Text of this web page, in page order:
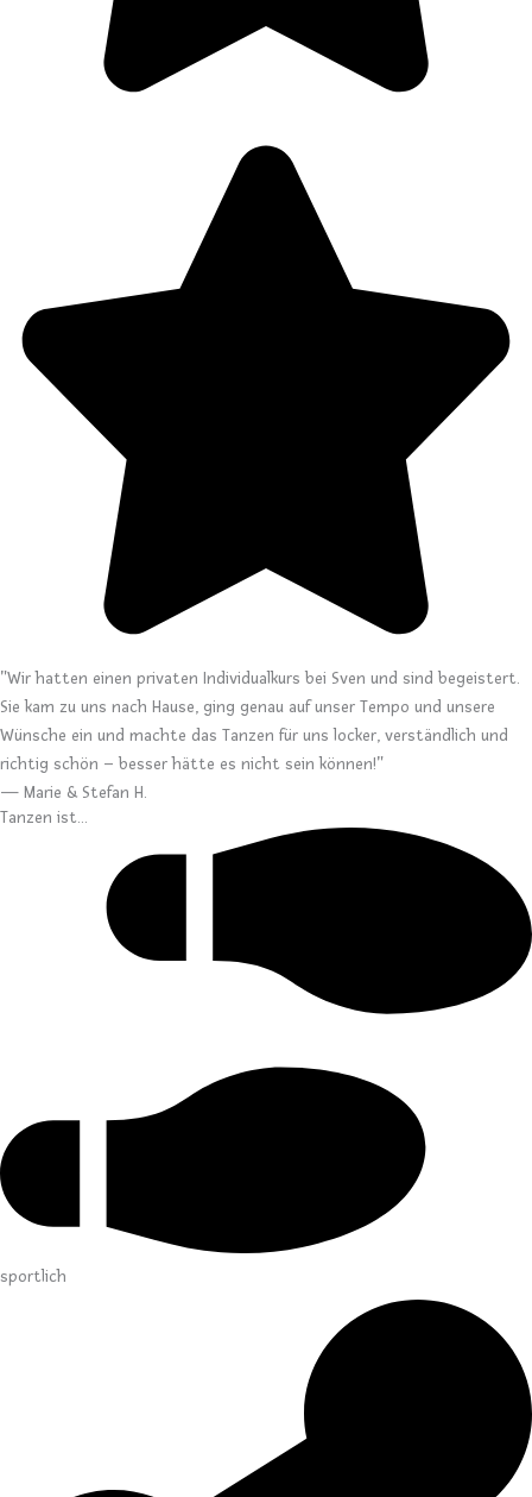
"Wir hatten einen privaten Individualkurs bei Sven und sind begeistert.
Sie kam zu uns nach Hause, ging genau auf unser Tempo und unsere
Wünsche ein und machte das Tanzen für uns locker, verständlich und
richtig schön – besser hätte es nicht sein können!"
— Marie & Stefan H.
Tanzen ist...
sportlich